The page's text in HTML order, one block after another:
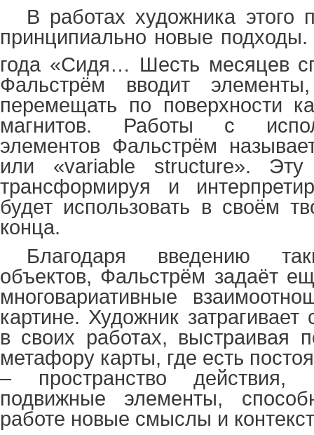
В работах художника этого
принципиально новые
года «Сидя… Шесть месяцев
Фальстрём вводит
перемещать по поверхности
магнитов. Работы с
элементов Фальстрём
или «variable structure».
трансформируя и
будет использовать в своём
конца.
Благодаря введению
объектов, Фальстрём задаёт
многовариативные
картине. Художник
в своих работах, выстраивая
метафору карты, где есть
– пространство
подвижные элементы,
работе новые смыслы и